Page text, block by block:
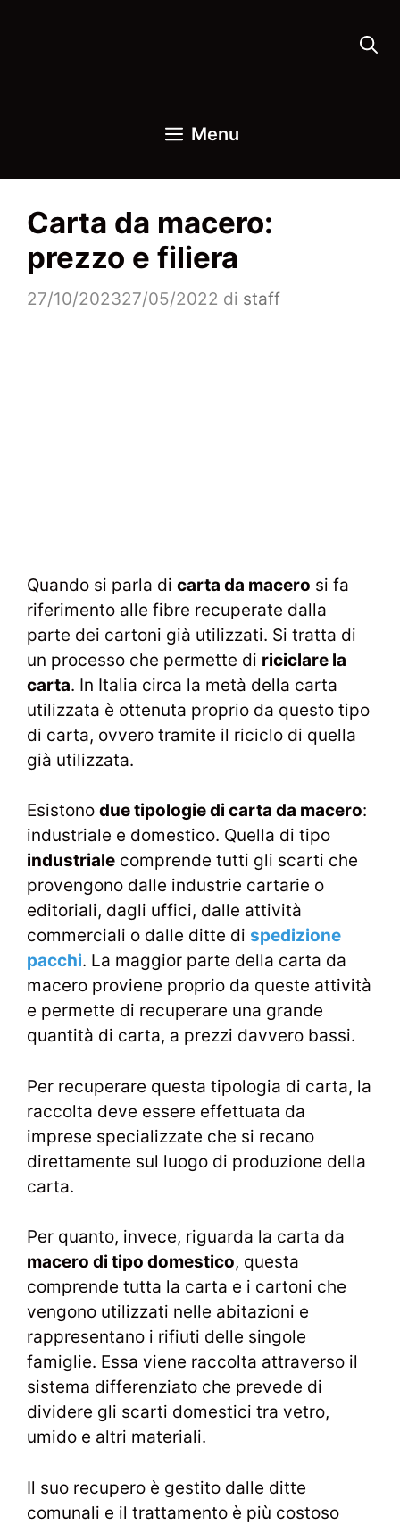
Menu
Carta da macero:
prezzo e filiera
27/10/202327/05/2022 di staff
Quando si parla di carta da macero si fa
riferimento alle fibre recuperate dalla
parte dei cartoni già utilizzati. Si tratta di
un processo che permette di riciclare la
carta. In Italia circa la metà della carta
utilizzata è ottenuta proprio da questo tipo
di carta, ovvero tramite il riciclo di quella
già utilizzata.
Esistono due tipologie di carta da macero:
industriale e domestico. Quella di tipo
industriale comprende tutti gli scarti che
provengono dalle industrie cartarie o
editoriali, dagli uffici, dalle attività
commerciali o dalle ditte di spedizione
pacchi. La maggior parte della carta da
macero proviene proprio da queste attività
e permette di recuperare una grande
quantità di carta, a prezzi davvero bassi.
Per recuperare questa tipologia di carta, la
raccolta deve essere effettuata da
imprese specializzate che si recano
direttamente sul luogo di produzione della
carta.
Per quanto, invece, riguarda la carta da
macero di tipo domestico, questa
comprende tutta la carta e i cartoni che
vengono utilizzati nelle abitazioni e
rappresentano i rifiuti delle singole
famiglie. Essa viene raccolta attraverso il
sistema differenziato che prevede di
dividere gli scarti domestici tra vetro,
umido e altri materiali.
Il suo recupero è gestito dalle ditte
comunali e il trattamento è più costoso